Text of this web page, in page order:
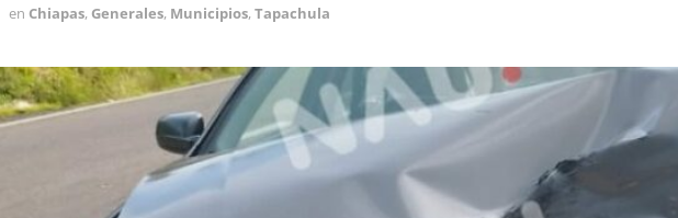
en Chiapas, Generales, Municipios,Tapachula